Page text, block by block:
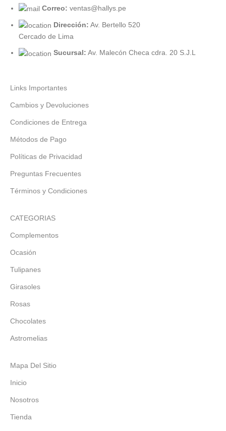
Correo: ventas@hallys.pe
Dirección: Av. Bertello 520
Cercado de Lima
Sucursal: Av. Malecón Checa cdra. 20 S.J.L
Links Importantes
Cambios y Devoluciones
Condiciones de Entrega
Métodos de Pago
Políticas de Privacidad
Preguntas Frecuentes
Términos y Condiciones
CATEGORIAS
Complementos
Ocasión
Tulipanes
Girasoles
Rosas
Chocolates
Astromelias
Mapa Del Sitio
Inicio
Nosotros
Tienda